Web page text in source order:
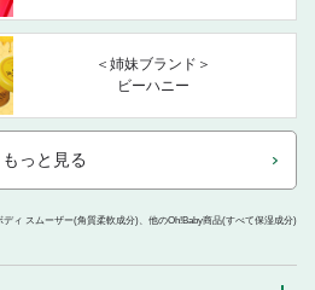
＜姉妹ブランド＞
ビーハニー
もっと見る
ディ スムーザー(角質柔軟成分)、他のOh!Baby商品(すべて保湿成分)